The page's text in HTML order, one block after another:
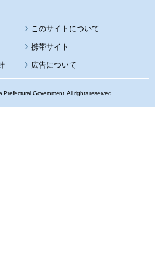
このサイトについて
携帯サイト
広告について
Government. All rights reserved.